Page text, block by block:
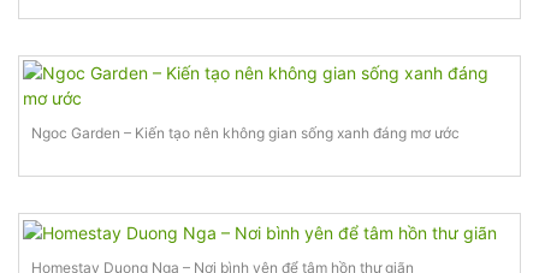
Ngoc Garden – Kiến tạo nên không gian sống xanh đáng mơ ước
Homestay Duong Nga – Nơi bình yên để tâm hồn thư giãn